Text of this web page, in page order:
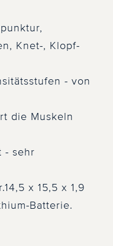
Knet-, Klopf-
- von
die Muskeln
- sehr
x 15,5 x 1,9
Batterie.